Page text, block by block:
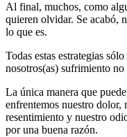
Al final, muchos, como
quieren olvidar. Se acabó,
lo que es.
Todas estas estrategias
nosotros(as) sufrimiento no
La única manera que
enfrentemos nuestro dolor,
resentimiento y nuestro
por una buena razón.